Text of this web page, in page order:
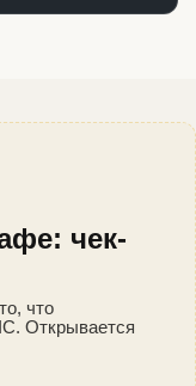
чек-
что
Открывается